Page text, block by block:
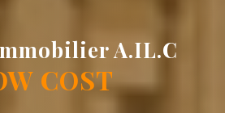
A.IL.C
COST